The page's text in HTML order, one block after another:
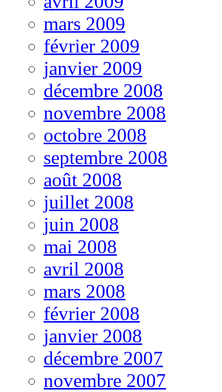
mars 2009
février 2009
janvier 2009
décembre 2008
novembre 2008
octobre 2008
septembre 2008
août 2008
juillet 2008
juin 2008
mai 2008
avril 2008
mars 2008
février 2008
janvier 2008
décembre 2007
novembre 2007